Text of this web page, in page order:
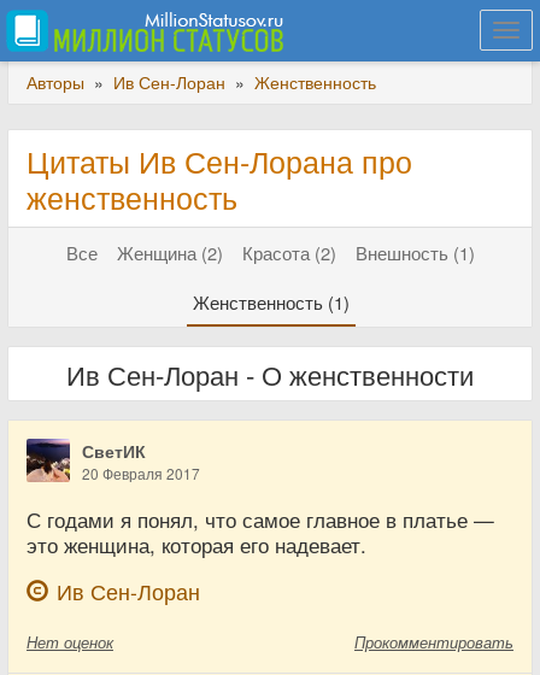
Авторы » Ив Сен-Лоран » Женственность
Цитаты Ив Сен-Лорана про
женственность
Все Женщина (2) Красота (2)
Внешность (1)
Женственность (1)
Ив Сен-Лоран - О женственности
СветИК
20 Февраля 2017
С годами я понял, что самое главное в платье —
это женщина, которая его надевает.
Ив Сен-Лоран
Нет оценок Прокомментировать